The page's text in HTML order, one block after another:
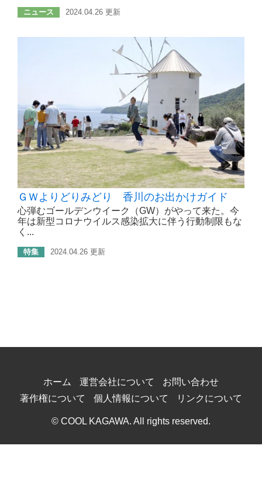
ニュース 2024.04.26 更新
ＧＷよりどりみどり 香川のお出かけガイド
心弾むゴールデンウイーク（GW）がやって来た。今
年は新型コロナウイルス感染拡大に伴う行動制限もな
く...
特集 2024.04.26 更新
ホーム 運営会社について
お問い合わせ
著作権について
個人情報について リンクについて
© COOL KAGAWA. All rights reserved.